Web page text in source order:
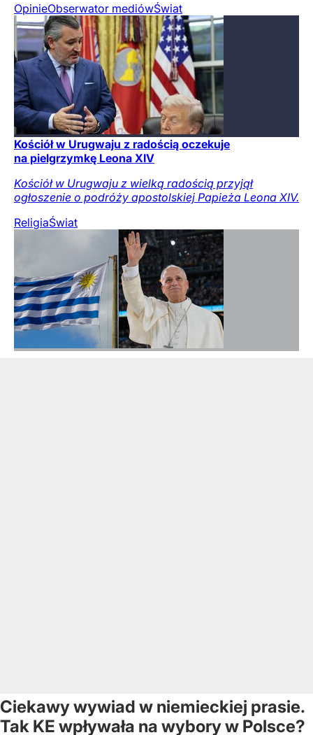
OpinieObserwator mediówŚwiat
Kościół w Urugwaju z radością oczekuje
na pielgrzymkę Leona XIV
Kościół w Urugwaju z wielką radością przyjął
ogłoszenie o podróży apostolskiej Papieża Leona XIV.
ReligiaŚwiat
Ciekawy wywiad w niemieckiej prasie.
Tak KE wpływała na wybory w Polsce?